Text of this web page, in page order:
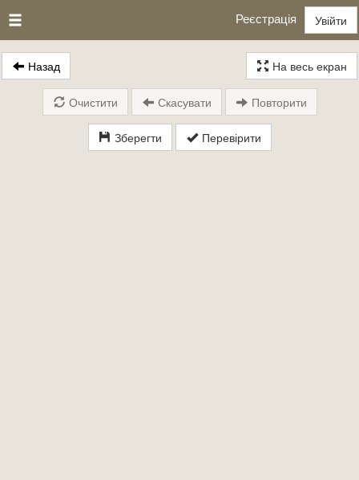
Реєстрація Увійти
Назад На весь екран
Зберегти Перевірити
Очистити Скасувати Повторити